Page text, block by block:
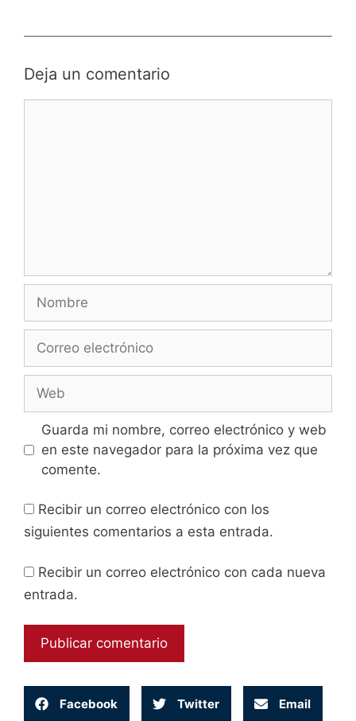
Deja un comentario
Guarda mi nombre, correo electrónico y web
en este navegador para la próxima vez que
comente.
Recibir un correo electrónico con los
siguientes comentarios a esta entrada.
Recibir un correo electrónico con cada nueva
entrada.
Facebook Twitter Email